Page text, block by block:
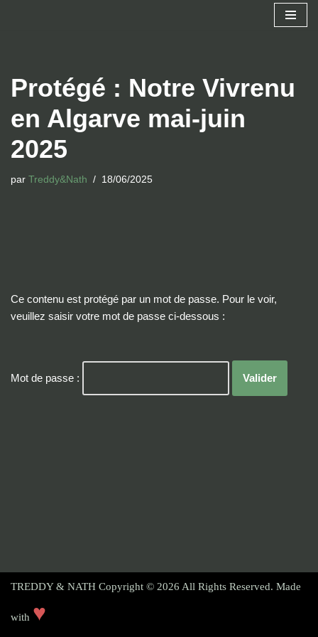
Protégé : Notre Vivrenu
en Algarve mai-juin
2025
par Treddy&Nath 18/06/2025
Ce contenu est protégé par un mot de passe. Pour le voir,
veuillez saisir votre mot de passe ci-dessous :
Mot de passe :
TREDDY & NATH Copyright © 2026 All Rights Reserved. Made
with ♥